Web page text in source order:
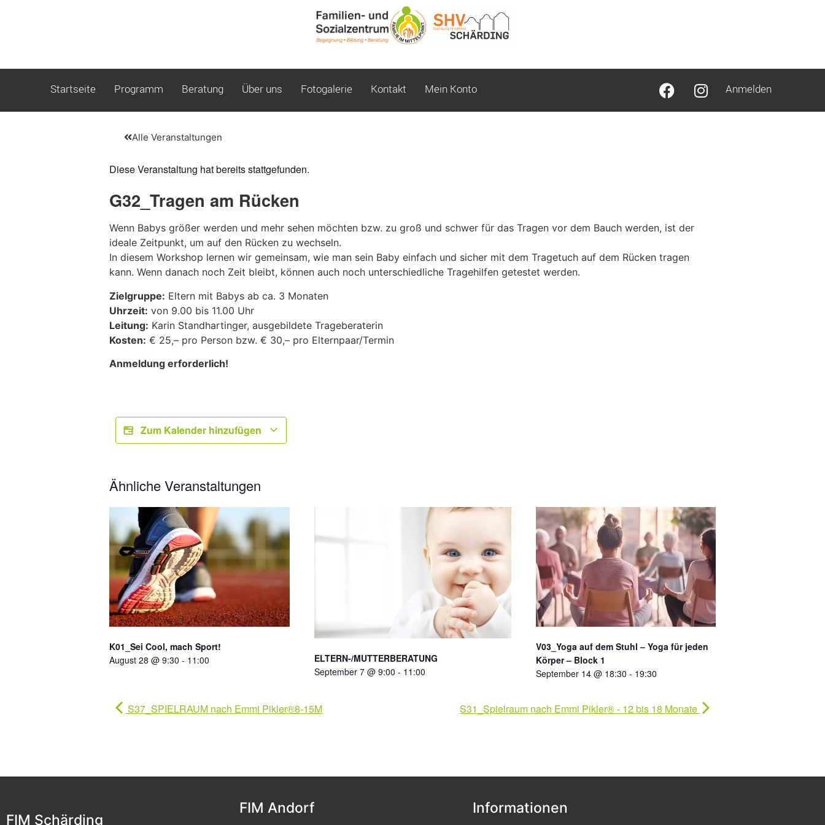
Startseite Programm Beratung Über uns Fotogalerie Kontakt Mein Konto Anmelden
Alle Veranstaltungen
Diese Veranstaltung hat bereits stattgefunden.
G32_Tragen am Rücken
Wenn Babys größer werden und mehr sehen möchten bzw. zu groß und schwer für das Tragen vor dem Bauch werden, ist der
ideale Zeitpunkt, um auf den Rücken zu wechseln.
In diesem Workshop lernen wir gemeinsam, wie man sein Baby einfach und sicher mit dem Tragetuch auf dem Rücken tragen
kann. Wenn danach noch Zeit bleibt, können auch noch unterschiedliche Tragehilfen getestet werden.
Zielgruppe: Eltern mit Babys ab ca. 3 Monaten
Uhrzeit: von 9.00 bis 11.00 Uhr
Leitung: Karin Standhartinger, ausgebildete Trageberaterin
Kosten: € 25,– pro Person bzw. € 30,– pro Elternpaar/Termin
Anmeldung erforderlich!
Zum Kalender hinzufügen
Ähnliche Veranstaltungen
K01_Sei Cool, mach Sport!
August 28 @ 9:30 - 11:00
ELTERN-/MUTTERBERATUNG
September 7 @ 9:00 - 11:00
V03_Yoga auf dem Stuhl – Yoga für jeden
Körper – Block 1
September 14 @ 18:30 - 19:30
S37_SPIELRAUM nach Emmi Pikler®8-15M S31_Spielraum nach Emmi Pikler® - 12 bis 18 Monate
FIM Schärding
FIM Andorf Informationen